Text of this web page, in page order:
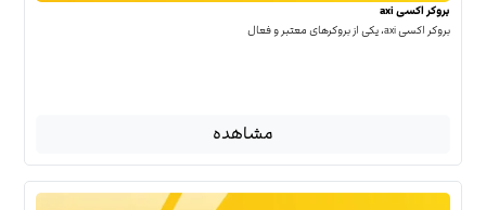
بروکر اکسی axi
بروکر اکسی axi، یکی از بروکرهای معتبر و فعال
مشاهده